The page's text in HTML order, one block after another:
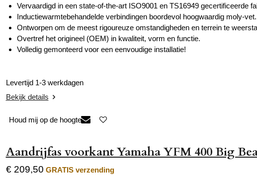
Vervaardigd in een state-of-the-art ISO9001 en TS16949 gecertificeerde
Inductiewarmtebehandelde verbindingen boordevol hoogwaardig moly-vet.
Ontworpen om de meest rigoureuze omstandigheden en terrein te
Overtref het origineel (OEM) in kwaliteit, vorm en functie.
Volledig gemonteerd voor een eenvoudige installatie!
Levertijd 1-3 werkdagen
Bekijk details
Houd mij op de hoogte
Aandrijfas voorkant Yamaha YFM 400 Big
€ 209,50 GRATIS verzending